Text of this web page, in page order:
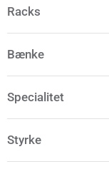
Racks
Bænke
Specialitet
Styrke